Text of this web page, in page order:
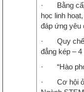
· Bằng cấp
học linh
đáp ứng yêu
· Quy chế
đẳng kép –
· “Hào
· Cơ hội ở